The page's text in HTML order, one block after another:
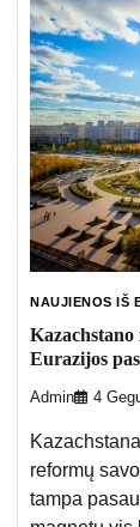
NAUJIENOS IŠ
Eurazijos
Admin 4
reformų
tampa